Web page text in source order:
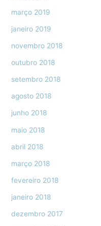
março 2019
janeiro 2019
novembro 2018
outubro 2018
setembro 2018
agosto 2018
junho 2018
maio 2018
abril 2018
março 2018
fevereiro 2018
janeiro 2018
dezembro 2017